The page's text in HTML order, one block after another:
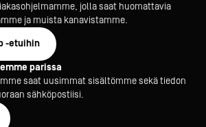
jolla saat huomattavia
ja muista kanavistamme.
-etuihin
parissa
saat uusimmat sisältömme sekä tiedon
sähköpostiisi.